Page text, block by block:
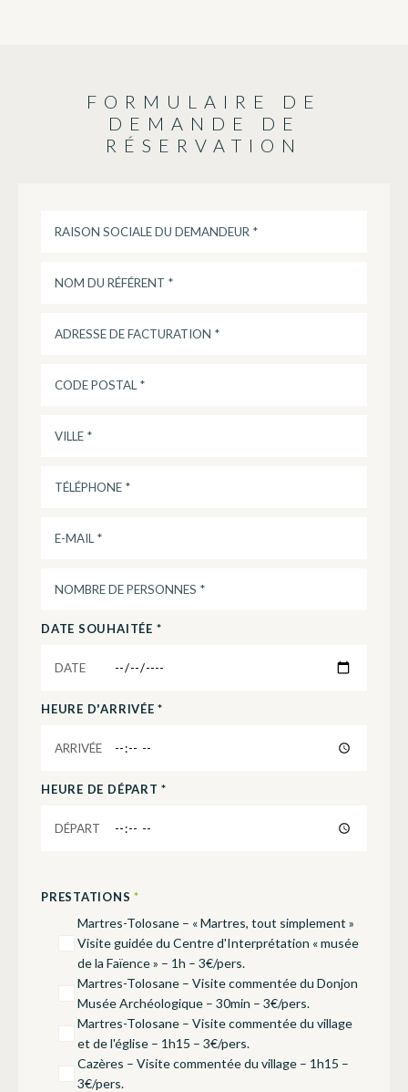
FORMULAIRE DE
DEMANDE DE
RÉSERVATION
DATE SOUHAITÉE *
HEURE D'ARRIVÉE *
HEURE DE DÉPART *
PRESTATIONS*
Martres-Tolosane – « Martres, tout simplement »
Visite guidée du Centre d'Interprétation « musée
de la Faïence » – 1h – 3€/pers.
Martres-Tolosane – Visite commentée du Donjon
Musée Archéologique – 30min – 3€/pers.
Martres-Tolosane – Visite commentée du village
et de l'église – 1h15 – 3€/pers.
Cazères – Visite commentée du village – 1h15 –
3€/pers.